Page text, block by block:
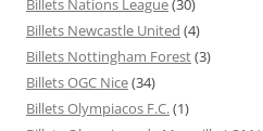
Billets Nations League(30)
Billets Newcastle United (4)
Billets Nottingham Forest(3)
Billets OGC Nice(34)
Billets Olympiacos F.C.(1)